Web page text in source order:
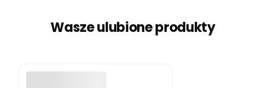
Wasze ulubione produkty